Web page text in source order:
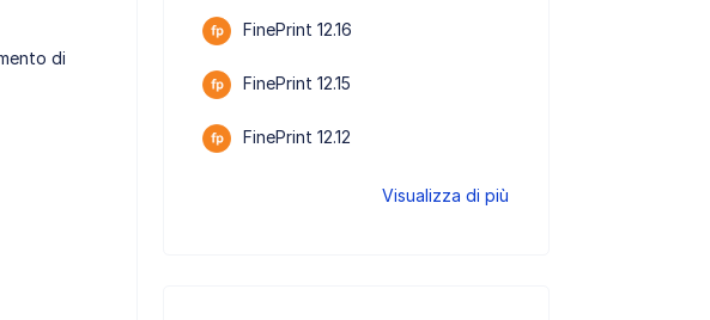
di
FinePrint 12.16
FinePrint 12.15
FinePrint 12.12
Visualizza di più